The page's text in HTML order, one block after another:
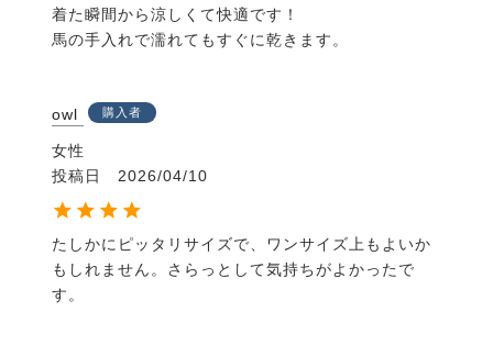
着た瞬間から涼しくて快適です！
馬の手入れで濡れてもすぐに乾きます。
owl 購入者
女性
投稿日
2026/04/10
たしかにピッタリサイズで、ワンサイズ上もよいか
もしれません。さらっとして気持ちがよかったで
す。